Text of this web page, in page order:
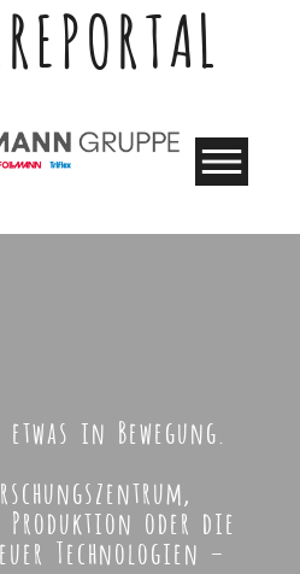
in Bewegung.
Produktion oder die
Technologien –